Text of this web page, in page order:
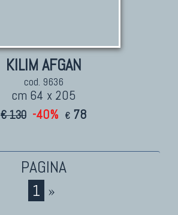
KILIM AFGAN
cod. 9636
cm 64 x 205
€ 130 -40% € 78
1 »